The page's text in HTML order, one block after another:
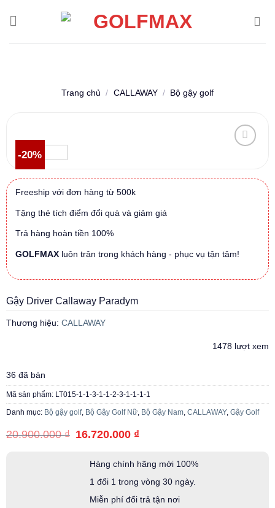
Trang chủ / CALLAWAY / Bộ gậy golf
-20%
Freeship với đơn hàng từ 500k
Tặng thẻ tích điểm đổi quà và giảm giá
Trả hàng hoàn tiền 100%
GOLFMAXluôn trân trọng khách hàng - phục vụ tận tâm!
Gậy Driver Callaway Paradym
Thương hiệu: CALLAWAY
1478 lượt xem
36 đã bán
Mã sản phẩm: LT015-1-1-3-1-1-2-3-1-1-1-1
Danh mục: Bộ gậy golf, Bộ Gậy Golf Nữ, Bộ Gậy Nam, CALLAWAY, Gậy Golf
20.900.000₫
Giá
gốc
16.720.000 ₫Giá
hiện
16.720.000 ₫.
Hàng chính hãng mới 100%
1 đổi 1 trong vòng 30 ngày.
Miễn phí đổi trả tận nơi